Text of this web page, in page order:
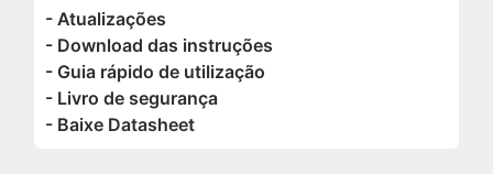
- Atualizações
- Download das instruções
- Guia rápido de utilização
- Livro de segurança
- Baixe Datasheet